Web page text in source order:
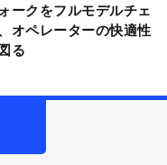
ークをフルモデルチェ
オペレーターの快適性
る